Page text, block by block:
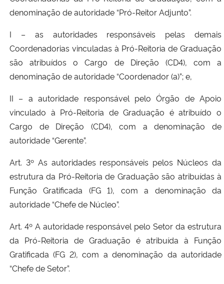
denominação de autoridade “Pró-Reitor Adjunto”.
I – as autoridades responsáveis pelas demais
Coordenadorias vinculadas à Pró-Reitoria de Graduação
são atribuídos o Cargo de Direção (CD4), com a
denominação de autoridade “Coordenador (a)”; e,
II – a autoridade responsável pelo Órgão de Apoio
vinculado à Pró-Reitoria de Graduação é atribuído o
Cargo de Direção (CD4), com a denominação de
autoridade “Gerente”.
Art. 3º As autoridades responsáveis pelos Núcleos da
estrutura da Pró-Reitoria de Graduação são atribuídas à
Função Gratificada (FG 1), com a denominação da
autoridade “Chefe de Núcleo”.
Art. 4º A autoridade responsável pelo Setor da estrutura
da Pró-Reitoria de Graduação é atribuída à Função
Gratificada (FG 2), com a denominação da autoridade
“Chefe de Setor”.